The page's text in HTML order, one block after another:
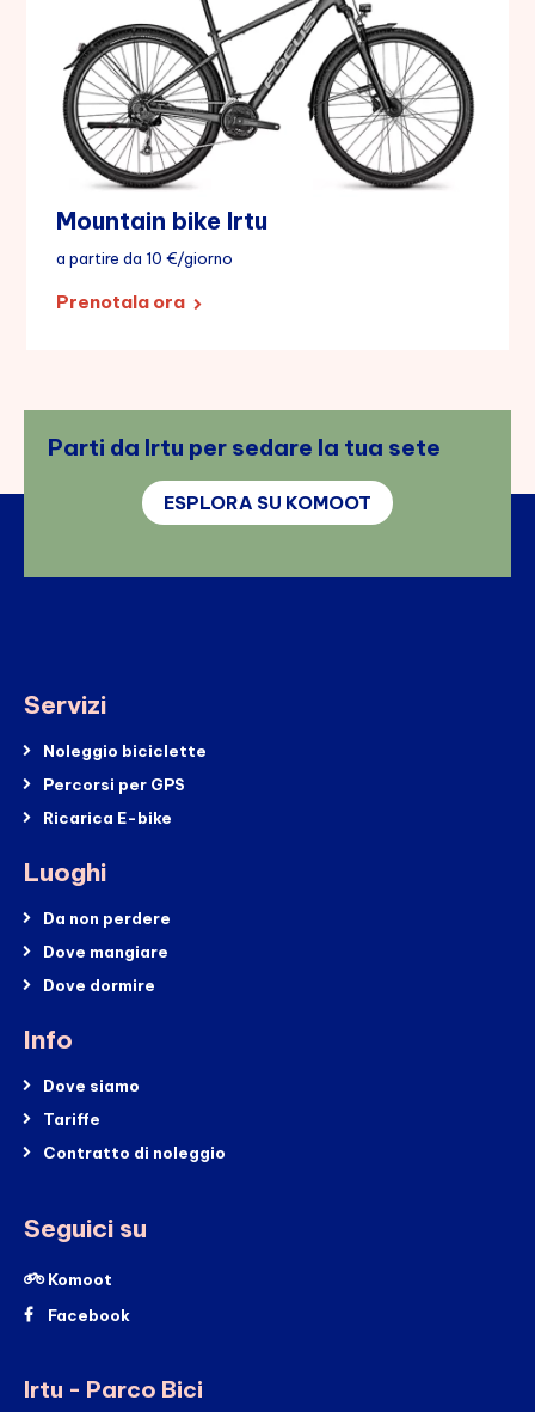
Mountain bike Irtu
a partire da 10 €/giorno
Prenotala ora
Parti da Irtu per sedare la tua sete
ESPLORA SU KOMOOT
Servizi
Noleggio biciclette
Percorsi per GPS
Ricarica E-bike
Luoghi
Da non perdere
Dove mangiare
Dove dormire
Info
Dove siamo
Tariffe
Contratto di noleggio
Seguici su
Komoot
Facebook
Irtu - Parco Bici